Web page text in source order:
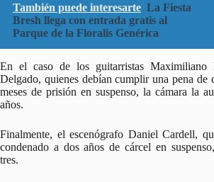
También puede interesarte La Fiesta
Bresh llega con entrada gratis al
Parque de la Floralis Genérica
En el caso de los guitarristas
Delgado, quienes debían cumplir una pena de
meses de prisión en suspenso, la cámara la
años.
Finalmente, el escenógrafo Daniel Cardell,
condenado a dos años de cárcel en
tres.